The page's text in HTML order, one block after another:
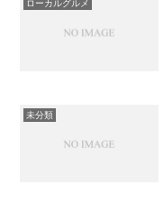
ローカルグルメ
未分類